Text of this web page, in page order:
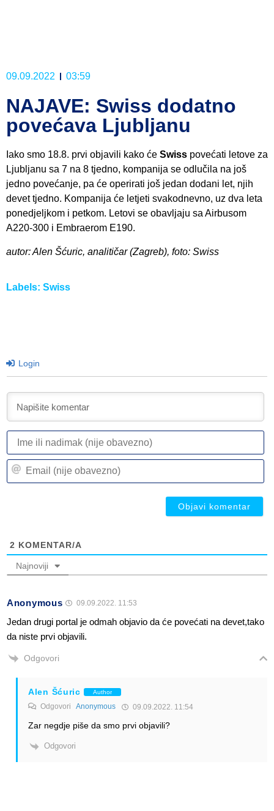
09.09.2022 03:59
NAJAVE: Swiss dodatno
povećava Ljubljanu
Iako smo 18.8. prvi objavili kako će Swiss povećati letove za
Ljubljanu sa 7 na 8 tjedno, kompanija se odlučila na još
jedno povećanje, pa će operirati još jedan dodani let, njih
devet tjedno. Kompanija će letjeti svakodnevno, uz dva leta
ponedjeljkom i petkom. Letovi se obavljaju sa Airbusom
A220-300 i Embraerom E190.
autor: Alen Šćuric, analitičar (Zagreb), foto: Swiss
Labels: Swiss
Login
2 KOMENTAR/A
Najnoviji
Anonymous 09.09.2022. 11:53
Jedan drugi portal je odmah objavio da će povećati na devet,tako
da niste prvi objavili.
Odgovori
Alen Šćuric Author
Odgovori Anonymous 09.09.2022. 11:54
Zar negdje piše da smo prvi objavili?
Odgovori